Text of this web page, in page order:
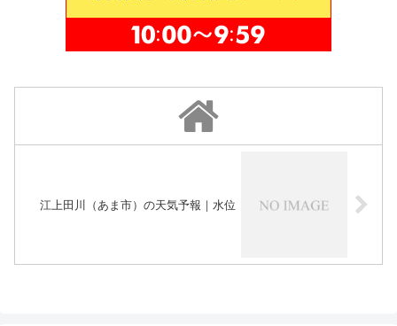
江上田川（あま市）の天気予報｜水位